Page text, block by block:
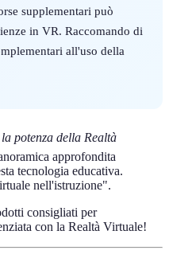
supplementari può
in VR. Raccomando di
all'uso della
potenza della Realtà
approfondita
tecnologia educativa.
nell'istruzione".
consigliati per
con la Realtà Virtuale!